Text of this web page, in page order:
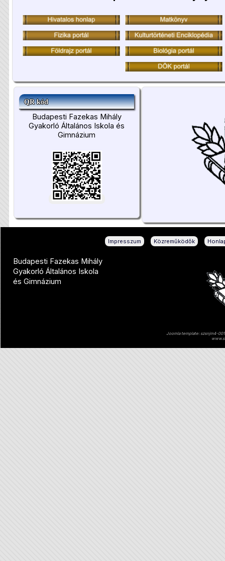
QR kód
Budapesti Fazekas Mihály
Gyakorló Általános Iskola és
Gimnázium
Impresszum Közreműködők
Budapesti Fazekas Mihály
Gyakorló Általános Iskola
és Gimnázium
Joomla template: szsnjm4-